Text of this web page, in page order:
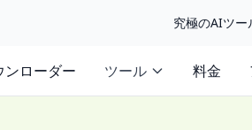
究極のAIツー
ンローダー ツール 料金